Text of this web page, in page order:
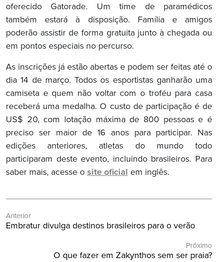
oferecido Gatorade. Um time de paramédicos
também estará à disposição. Família e amigos
poderão assistir de forma gratuita junto à chegada ou
em pontos especiais no percurso.
As inscrições já estão abertas e podem ser feitas até o
dia 14 de março. Todos os esportistas ganharão uma
camiseta e quem não voltar com o troféu para casa
receberá uma medalha. O custo de participação é de
US$ 20, com lotação máxima de 800 pessoas e é
preciso ser maior de 16 anos para participar. Nas
edições anteriores, atletas do mundo todo
participaram deste evento, incluindo brasileiros. Para
saber mais, acesse o site oficial em inglês.
de
Anterior
Post
Embratur divulga destinos brasileiros para o verão
Próximo
Próximo
O que fazer em Zakynthos sem ser praia?